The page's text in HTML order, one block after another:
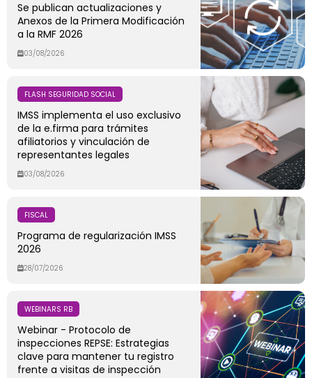
Se publican actualizaciones y
Anexos de la Primera Modificación
a la RMF 2026
03/08/2026
FLASH SEGURIDAD SOCIAL
IMSS implementa el uso exclusivo
de la e.firma para trámites
afiliatorios y vinculación de
representantes legales
03/08/2026
FISCAL
Programa de regularización IMSS
2026
28/07/2026
WEBINARS RB
Webinar - Protocolo de
inspecciones REPSE: Estrategias
clave para mantener tu registro
frente a visitas de inspección